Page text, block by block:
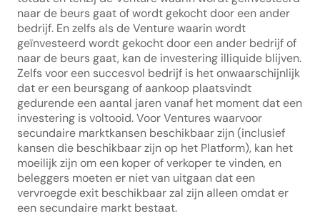
naar de beurs gaat of wordt gekocht door een ander
bedrijf. En zelfs als de Venture waarin wordt
geïnvesteerd wordt gekocht door een ander bedrijf of
naar de beurs gaat, kan de investering illiquide blijven.
Zelfs voor een succesvol bedrijf is het onwaarschijnlijk
dat er een beursgang of aankoop plaatsvindt
gedurende een aantal jaren vanaf het moment dat een
investering is voltooid. Voor Ventures waarvoor
secundaire marktkansen beschikbaar zijn (inclusief
kansen die beschikbaar zijn op het Platform), kan het
moeilijk zijn om een koper of verkoper te vinden, en
beleggers moeten er niet van uitgaan dat een
vervroegde exit beschikbaar zal zijn alleen omdat er
een secundaire markt bestaat.